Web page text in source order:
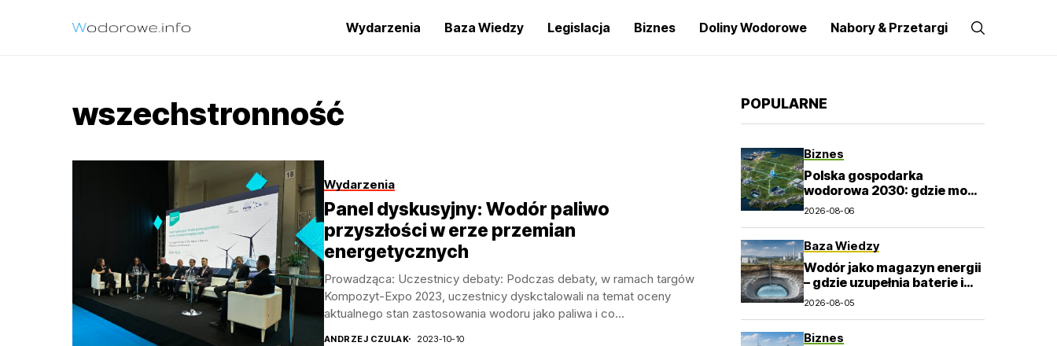
Wydarzenia Baza Wiedzy Legislacja Biznes Doliny Wodorowe Nabory & Przetargi
wszechstronność
Wydarzenia
Panel dyskusyjny: Wodór paliwo
przyszłości w erze przemian
energetycznych
Prowadząca: Uczestnicy debaty: Podczas debaty, w ramach targów
Kompozyt-Expo 2023, uczestnicy dyskctalowali na temat oceny
aktualnego stan zastosowania wodoru jako paliwa i co...
ANDRZEJ CZULAK 2023-10-10
POPULARNE
Biznes
Polska gospodarka
wodorowa 2030: gdzie mogą
powstać pierwsze trwałe
2026-08-06
Baza Wiedzy
Wodór jako magazyn energii
– gdzie uzupełnia baterie i
elektrownie szczytowo-
2026-08-05
Biznes